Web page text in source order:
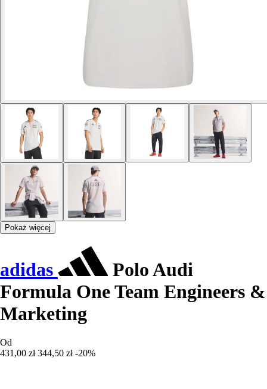
Pokaż więcej
adidas
Polo Audi
Formula One Team Engineers &
Marketing
Od
431,00 zł 344,50 zł -20%